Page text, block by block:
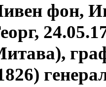
фон,